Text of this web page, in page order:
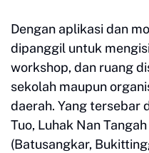
Dengan aplikasi dan
dipanggil untuk
workshop, dan ruang
sekolah maupun
daerah. Yang tersebar
Tuo, Luhak Nan
(Batusangkar,